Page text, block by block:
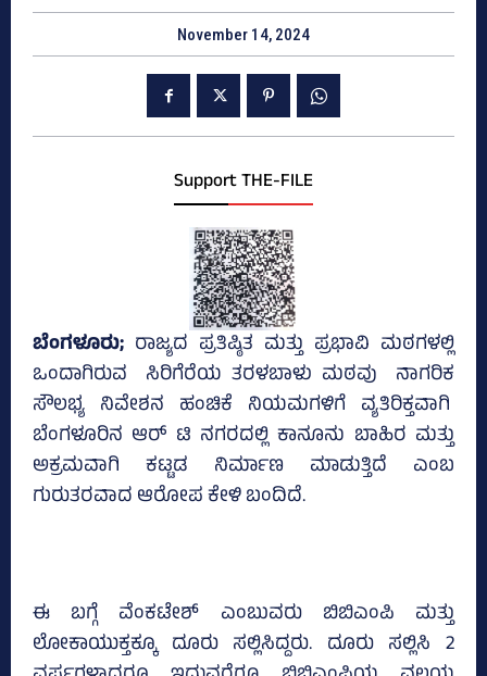
November 14, 2024
Support THE-FILE
ಬೆಂಗಳೂರು; ರಾಜ್ಯದ ಪ್ರತಿಷ್ಠಿತ ಮತ್ತು ಪ್ರಭಾವಿ ಮಠಗಳಲ್ಲಿ
ಒಂದಾಗಿರುವ ಸಿರಿಗೆರೆಯ ತರಳಬಾಳು ಮಠವು ನಾಗರಿಕ
ಸೌಲಭ್ಯ ನಿವೇಶನ ಹಂಚಿಕೆ ನಿಯಮಗಳಿಗೆ ವ್ಯತಿರಿಕ್ತವಾಗಿ
ಬೆಂಗಳೂರಿನ ಆರ್‌ ಟಿ ನಗರದಲ್ಲಿ ಕಾನೂನು ಬಾಹಿರ ಮತ್ತು
ಅಕ್ರಮವಾಗಿ ಕಟ್ಟಡ ನಿರ್ಮಾಣ ಮಾಡುತ್ತಿದೆ ಎಂಬ
ಗುರುತರವಾದ ಆರೋಪ ಕೇಳಿ ಬಂದಿದೆ.
ಈ ಬಗ್ಗೆ ವೆಂಕಟೇಶ್‌ ಎಂಬುವರು ಬಿಬಿಎಂಪಿ ಮತ್ತು
ಲೋಕಾಯುಕ್ತಕ್ಕೂ ದೂರು ಸಲ್ಲಿಸಿದ್ದರು. ದೂರು ಸಲ್ಲಿಸಿ 2